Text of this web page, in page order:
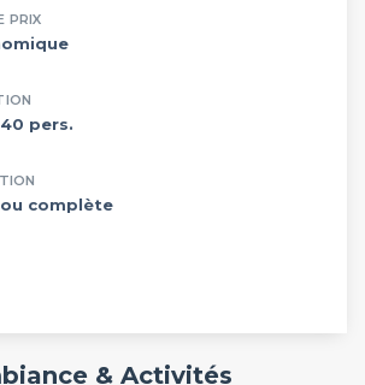
PRIX
pers.
complète
& Activités